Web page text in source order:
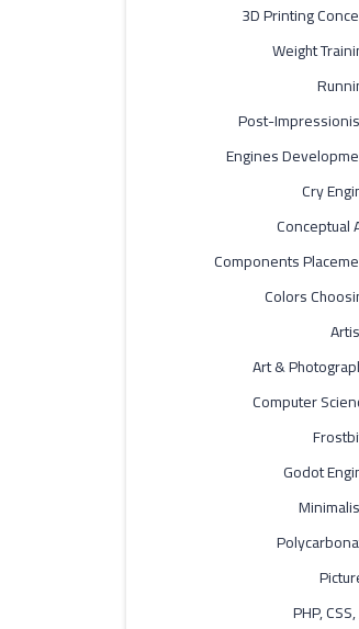
3D Printing
Weight
Post-
Engines
Cry
Conceptual
Components
Colors
Art &
Computer
Godot
PHP, CSS,